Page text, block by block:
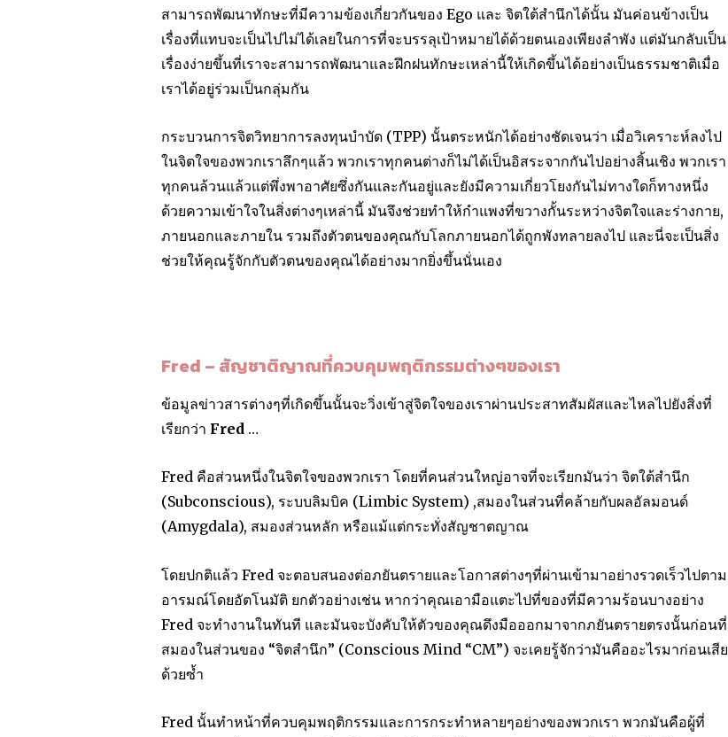
สามารถพัฒนาทักษะที่มีความข้องเกี่ยวกันของ Ego และ จิตใต้สำนึกได้นั้น มันค่อนข้างเป็น
เรื่องที่แทบจะเป็นไปไม่ได้เลยในการที่จะบรรลุเป้าหมายได้ด้วยตนเองเพียงลำพัง แต่มันกลับเป็น
เรื่องง่ายขึ้นที่เราจะสามารถพัฒนาและฝึกฝนทักษะเหล่านี้ให้เกิดขึ้นได้อย่างเป็นธรรมชาติเมื่อ
เราได้อยู่ร่วมเป็นกลุ่มกัน
กระบวนการจิตวิทยาการลงทุนบำบัด (TPP) นั้นตระหนักได้อย่างชัดเจนว่า เมื่อวิเคราะห์ลงไป
ในจิตใจของพวกเราลึกๆแล้ว พวกเราทุกคนต่างก็ไม่ได้เป็นอิสระจากกันไปอย่างสิ้นเชิง พวกเรา
ทุกคนล้วนแล้วแต่พึ่งพาอาศัยซึ่งกันและกันอยู่และยังมีความเกี่ยวโยงกันไม่ทางใดก็ทางหนึ่ง
ด้วยความเข้าใจในสิ่งต่างๆเหล่านี้ มันจึงช่วยทำให้กำแพงที่ขวางกั้นระหว่างจิตใจและร่างกาย,
ภายนอกและภายใน รวมถึงตัวตนของคุณกับโลกภายนอกได้ถูกพังทลายลงไป และนี่จะเป็นสิ่ง
ช่วยให้คุณรู้จักกับตัวตนของคุณได้อย่างมากยิ่งขึ้นนั่นเอง
Fred – สัญชาติญาณที่ควบคุมพฤติกรรมต่างๆของเรา
ข้อมูลข่าวสารต่างๆที่เกิดขึ้นนั้นจะวิ่งเข้าสู่จิตใจของเราผ่านประสาทสัมผัสและไหลไปยังสิ่งที่
เรียกว่า Fred …
Fred คือส่วนหนึ่งในจิตใจของพวกเรา โดยที่คนส่วนใหญ่อาจที่จะเรียกมันว่า จิตใต้สำนึก
(Subconscious), ระบบลิมบิค (Limbic System) ,สมองในส่วนที่คล้ายกับผลอัลมอนด์
(Amygdala), สมองส่วนหลัก หรือแม้แต่กระทั่งสัญชาตญาณ
โดยปกติแล้ว Fred จะตอบสนองต่อภยันตรายและโอกาสต่างๆที่ผ่านเข้ามาอย่างรวดเร็วไปตาม
อารมณ์โดยอัตโนมัติ ยกตัวอย่างเช่น หากว่าคุณเอามือแตะไปที่ของที่มีความร้อนบางอย่าง
Fred จะทำงานในทันที และมันจะบังคับให้ตัวของคุณดึงมือออกมาจากภยันตรายตรงนั้นก่อนที่
สมองในส่วนของ “จิตสำนึก” (Conscious Mind “CM”) จะเคยรู้จักว่ามันคืออะไรมาก่อนเสีย
ด้วยซ้ำ
Fred นั้นทำหน้าที่ควบคุมพฤติกรรมและการกระทำหลายๆอย่างของพวกเรา พวกมันคือผู้ที่